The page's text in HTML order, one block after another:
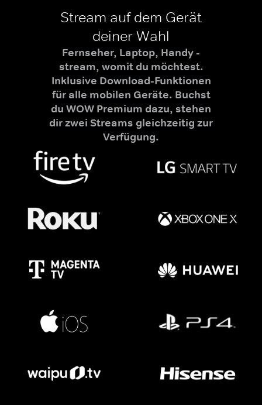
Stream auf dem Gerät
deiner Wahl
Fernseher, Laptop, Handy -
stream, womit du möchtest.
Inklusive Download-Funktionen
für alle mobilen Geräte. Buchst
du WOW Premium dazu, stehen
dir zwei Streams gleichzeitig zur
Verfügung.